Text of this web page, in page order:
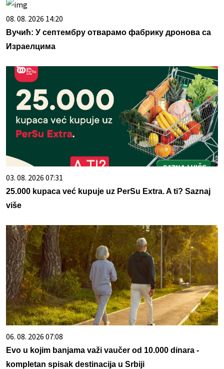
08. 08. 2026 14:20
Вучић: У септембру отварамо фабрику дронова са
Израелцима
03. 08. 2026 07:31
25.000 kupaca već kupuje uz PerSu Extra. A ti? Saznaj
više
06. 08. 2026 07:08
Evo u kojim banjama važi vaučer od 10.000 dinara -
kompletan spisak destinacija u Srbiji